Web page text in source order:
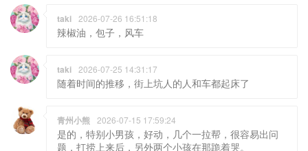
taki 2026-07-26 16:51:18
辣椒油，包子，风车
taki 2026-07-25 14:31:17
随着时间的推移，街上坑人的人和车都起床了
青州小熊 2026-07-15 17:59:24
是的，特别小男孩，好动，几个一拉帮，很容易出问
题，打捞上来后，另外两个小孩在那跪着哭。